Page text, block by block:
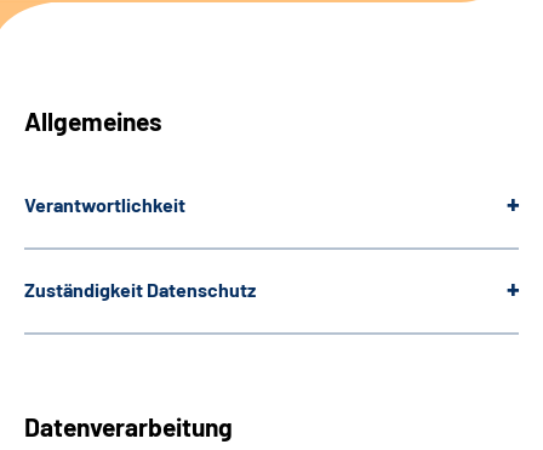
Leichte Sprache
Allgemeines
Verantwortlichkeit
Zuständigkeit Datenschutz
Datenverarbeitung